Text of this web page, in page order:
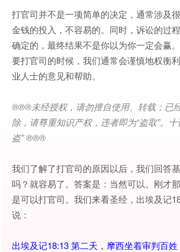
打官司并不是一项简单的决定，通常涉及很
金钱的投入，不容易的。同时，诉讼的过
确定的，最终结果不是你以为你一定会赢
要打官司的时候，我们通常会谨慎地权衡
业人士的意见和帮助。
®®®未经授权，请勿擅自使用、转载；已
除，请尊重知识产权，违者即为“盗取”。十
盗” ®®®
我们了解了打官司的原因以后，我们回答
吗？就容易了。答案是：当然可以。刚才
是可以打官司。我们来看圣经，出埃及记
说：
出埃及记18:13 第二天，摩西坐着审判百